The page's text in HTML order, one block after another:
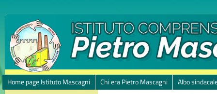
Home page Istituto Mascagni Chi era Pietro Mascagni Albo